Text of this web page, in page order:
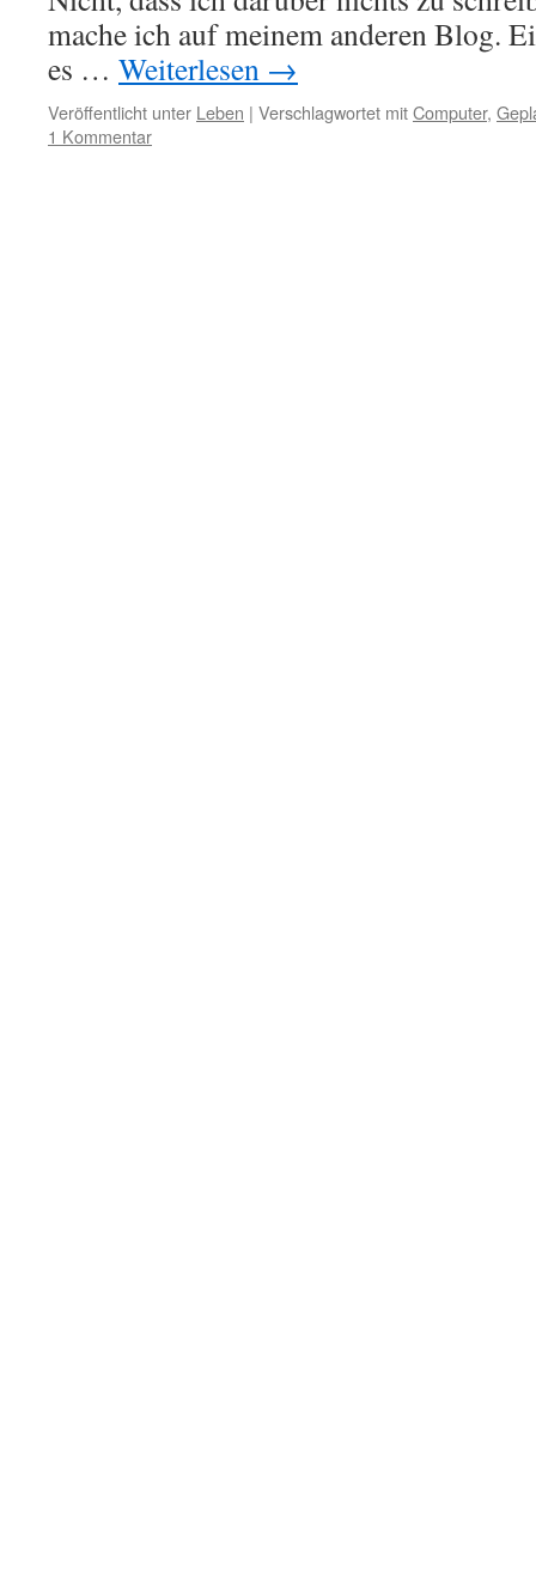
mache ich auf meinem anderen Blog.
es … Weiterlesen →
Veröffentlicht unter Leben | Verschlagwortet mitComputer,
1 Kommentar